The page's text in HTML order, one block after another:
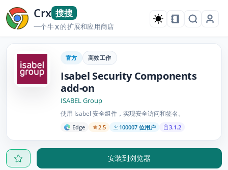
Crx 搜搜
一个牛X的扩展和应用商店
官方 高效工作
Isabel Security Components
add-on
ISABEL Group
使用 Isabel 安全组件，实现安全访问和签名。
Edge 2.5 100007 位用户 3.1.2
安装到浏览器